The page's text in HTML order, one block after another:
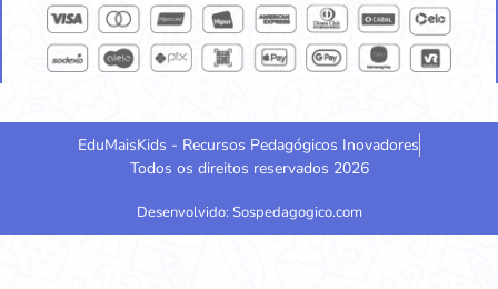
EduMaisKids - Recursos Pedagógicos Inovadores
Todos os direitos reservados 2026
Desenvolvido: Sospedagogico.com